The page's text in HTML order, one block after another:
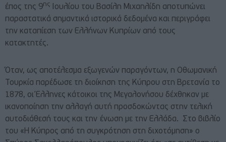
έπος της 9ης
Ιουλίου του Βασίλη Μιχαηλίδη αποτυπώνει
παραστατικά σημαντικά ιστορικά δεδομένα και περιγράφει
την καταπίεση των Ελλήνων Κυπρίων από τους
κατακτητές.
Όταν, ως αποτέλεσμα εξωγενών παραγόντων, η Οθωμανική
Τουρκία παρέδωσε τη διοίκηση της Κύπρου στη Βρετανία το
1878, οι Έλληνες κάτοικοι της Μεγαλονήσου δέχθηκαν με
ικανοποίηση την αλλαγή αυτή προσδοκώντας στην τελική
αυτοδιάθεσή τους και την ένωση με την Ελλάδα. Στο βιβλίο
του «Η Κύπρος από τη συγκρότηση στη διχοτόμηση» ο